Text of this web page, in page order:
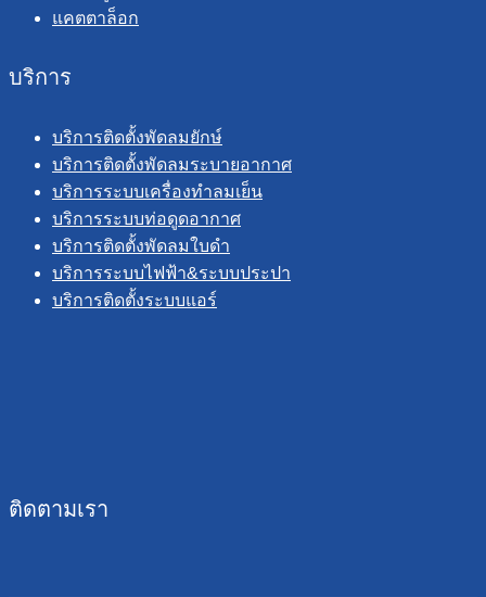
แคตตาล็อก
บริการ
บริการติดตั้งพัดลมยักษ์
บริการติดตั้งพัดลมระบายอากาศ
บริการระบบเครื่องทำลมเย็น
บริการระบบท่อดูดอากาศ
บริการติดตั้งพัดลมใบดำ
บริการระบบไฟฟ้า&ระบบประปา
บริการติดตั้งระบบแอร์
ติดตามเรา